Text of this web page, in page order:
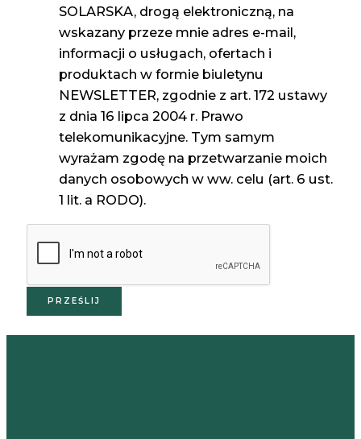
usługSOLARSKA, drogą elektroniczną, na
wskazany przeze mnie adres e-mail,
informacji o usługach, ofertach i
produktach w formie biuletynu
NEWSLETTER, zgodnie z art. 172 ustawy
z dnia 16 lipca 2004 r. Prawo
telekomunikacyjne. Tym samym
wyrażam zgodę na przetwarzanie moich
danych osobowych w ww. celu (art. 6 ust.
1 lit. a RODO).
PRZEŚLIJ